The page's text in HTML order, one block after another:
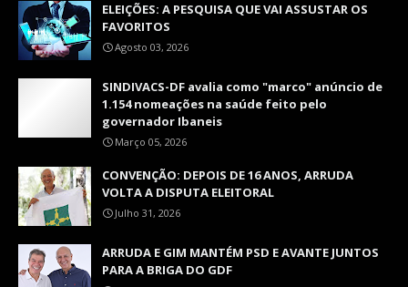
ELEIÇÕES: A PESQUISA QUE VAI ASSUSTAR OS
FAVORITOS
Agosto 03, 2026
SINDIVACS-DF avalia como "marco" anúncio de
1.154 nomeações na saúde feito pelo
governador Ibaneis
Março 05, 2026
CONVENÇÃO: DEPOIS DE 16 ANOS, ARRUDA
VOLTA A DISPUTA ELEITORAL
Julho 31, 2026
ARRUDA E GIM MANTÉM PSD E AVANTE JUNTOS
PARA A BRIGA DO GDF